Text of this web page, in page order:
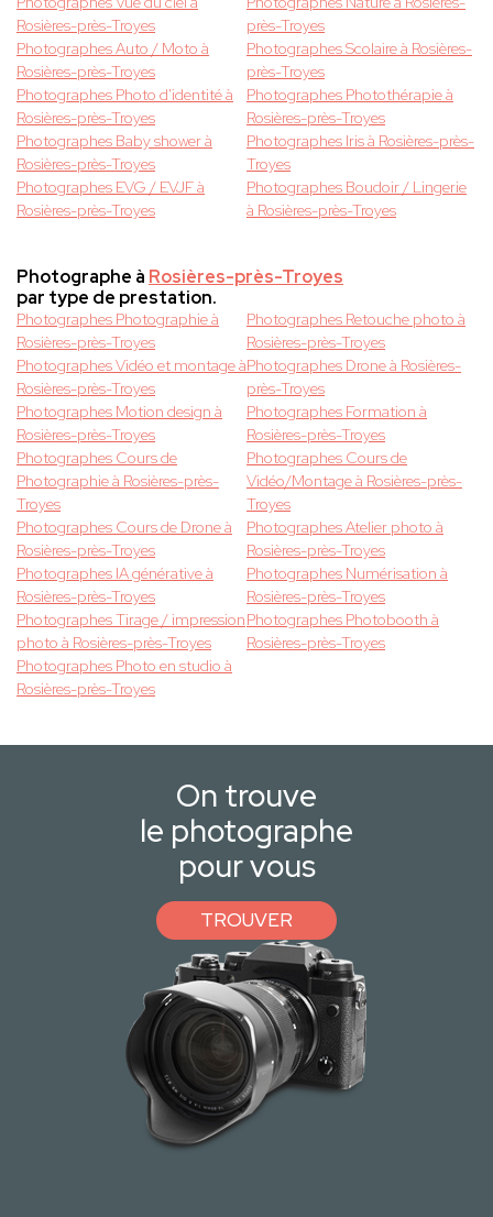
Rosières-près-Troyes
près-Troyes
Photographes Auto / Moto à
Rosières-près-Troyes
Photographes Scolaire à Rosières-
près-Troyes
Photographes Photo d'identité à
Rosières-près-Troyes
Photographes Photothérapie à
Rosières-près-Troyes
Photographes Baby shower à
Rosières-près-Troyes
Photographes Iris à Rosières-près-
Troyes
Photographes EVG / EVJF à
Rosières-près-Troyes
Photographes Boudoir / Lingerie
à Rosières-près-Troyes
Photographe à Rosières-près-Troyes
par type de prestation.
Photographes Photographie à
Rosières-près-Troyes
Photographes Retouche photo à
Rosières-près-Troyes
Photographes Vidéo et montage à
Rosières-près-Troyes
Photographes Drone à Rosières-
près-Troyes
Photographes Motion design à
Rosières-près-Troyes
Photographes Formation à
Rosières-près-Troyes
Photographes Cours de
Photographie à Rosières-près-
Troyes
Photographes Cours de
Vidéo/Montage à Rosières-près-
Troyes
Photographes Cours de Drone à
Rosières-près-Troyes
Photographes Atelier photo à
Rosières-près-Troyes
Photographes IA générative à
Rosières-près-Troyes
Photographes Numérisation à
Rosières-près-Troyes
Photographes Tirage / impression
photo à Rosières-près-Troyes
Photographes Photobooth à
Rosières-près-Troyes
Photographes Photo en studio à
Rosières-près-Troyes
On trouve
le photographe
pour vous
TROUVER